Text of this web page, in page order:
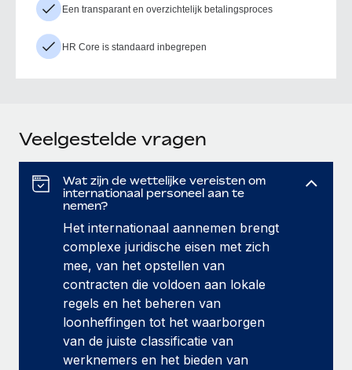
Een transparant en overzichtelijk betalingsproces
HR Core is standaard inbegrepen
Wat zijn de wettelijke vereisten om
internationaal personeel aan te
nemen?
Het internationaal aannemen brengt
complexe juridische eisen met zich
mee, van het opstellen van
contracten die voldoen aan lokale
regels en het beheren van
loonheffingen tot het waarborgen
van de juiste classificatie van
werknemers en het bieden van
Veelgestelde vragen